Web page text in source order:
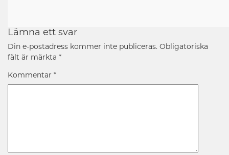
Lämna ett svar
Din e-postadress kommer inte publiceras. Obligatoriska
fält är märkta *
Kommentar *